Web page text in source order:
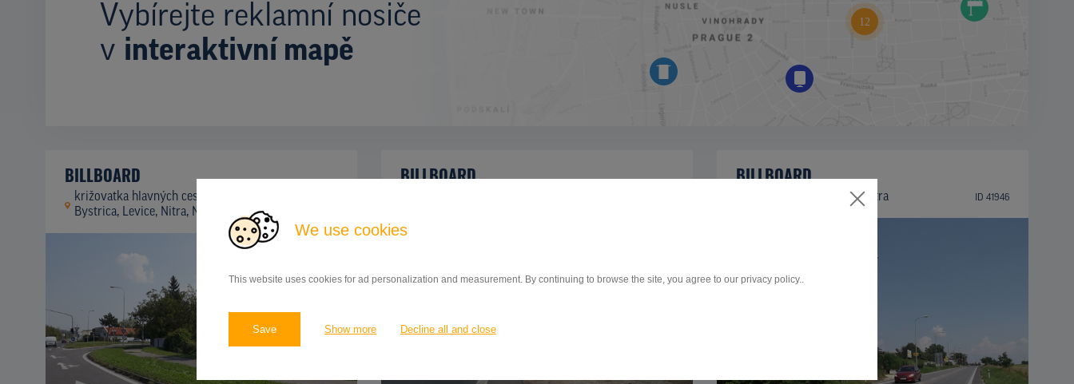
We use cookies
This website uses cookies for ad personalization and measurement. By continuing to browse the site, you agree to our privacy policy..
Save Show more Decline all and close
Vybírejte reklamní nosiče
v interaktivní mapě
BILLBOARD
križovatka hlavných cestných ťahov Banská
Bystrica, Levice, Nitra, Nitra
BILLBOARD BILLBOARD
Zlatomoravecká ulica, Nitra ID 41946